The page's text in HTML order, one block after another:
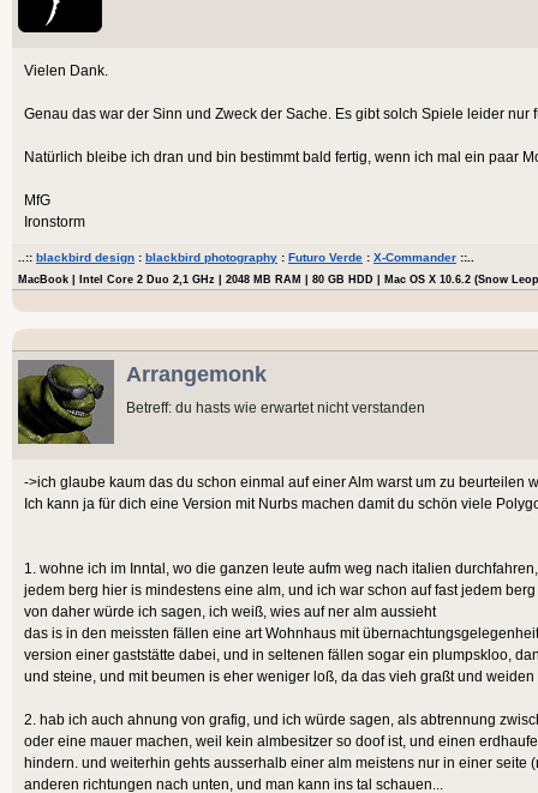
Vielen Dank.
Genau das war der Sinn und Zweck der Sache. Es gibt solch Spiele leider nur
Natürlich bleibe ich dran und bin bestimmt bald fertig, wenn ich mal ein paar
MfG
Ironstorm
..:: blackbird design : blackbird photography : Futuro Verde : X-Commander ::..
MacBook | Intel Core 2 Duo 2,1 GHz | 2048 MB RAM | 80 GB HDD | Mac OS X 10.6.2 (Snow
Arrangemonk
Betreff: du hasts wie erwartet nicht verstanden
->ich glaube kaum das du schon einmal auf einer Alm warst um zu beurteilen
Ich kann ja für dich eine Version mit Nurbs machen damit du schön viele
1. wohne ich im Inntal, wo die ganzen leute aufm weg nach italien
jedem berg hier is mindestens eine alm, und ich war schon auf fast jedem
von daher würde ich sagen, ich weiß, wies auf ner alm aussieht
das is in den meissten fällen eine art Wohnhaus mit
version einer gaststätte dabei, und in seltenen fällen sogar ein plumpskloo,
und steine, und mit beumen is eher weniger loß, da das vieh graßt und
2. hab ich auch ahnung von grafig, und ich würde sagen, als abtrennung
oder eine mauer machen, weil kein almbesitzer so doof ist, und einen
hindern. und weiterhin gehts ausserhalb einer alm meistens nur in einer seite
anderen richtungen nach unten, und man kann ins tal schauen...